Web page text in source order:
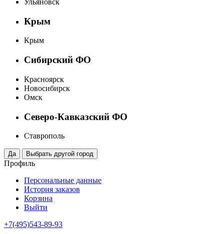
Ульяновск
Крым
Крым
Сибирский ФО
Красноярск
Новосибирск
Омск
Северо-Кавказский ФО
Ставрополь
Профиль
Персональные данные
История заказов
Корзина
Выйти
+7(495)543-89-93